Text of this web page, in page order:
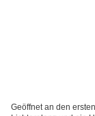
Geöffnet an den